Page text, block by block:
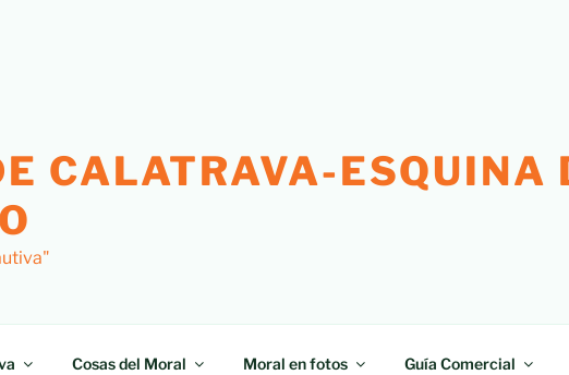
CALATRAVA-ESQUINA
Cosas del Moral Moral en fotos Guía Comercial